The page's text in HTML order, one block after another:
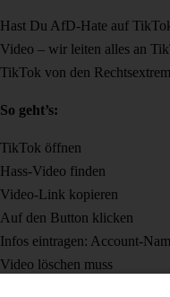
Hast Du AfD-Hate auf
Video – wir leiten alles an
TikTok von den
So geht’s:
TikTok öffnen
Hass-Video finden
Video-Link kopieren
Auf den Button klicken
Infos eintragen: Account-
Video löschen muss